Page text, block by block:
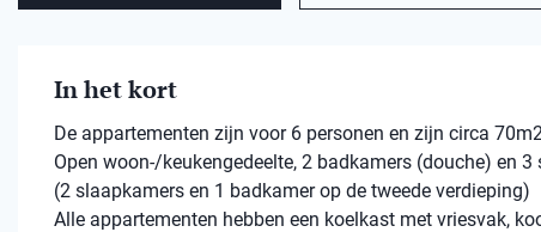
In het kort
De appartementen zijn voor 6 personen en zijn circa
Open woon-/keukengedeelte, 2 badkamers (douche) en 3
(2 slaapkamers en 1 badkamer op de tweede verdieping)
Alle appartementen hebben een koelkast met vriesvak,